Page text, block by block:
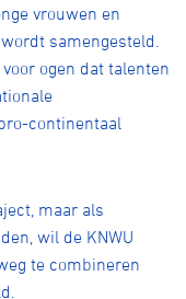
vrouwen en
samengesteld.
ogen dat talenten
continentaal
maar als
wil de KNWU
te combineren